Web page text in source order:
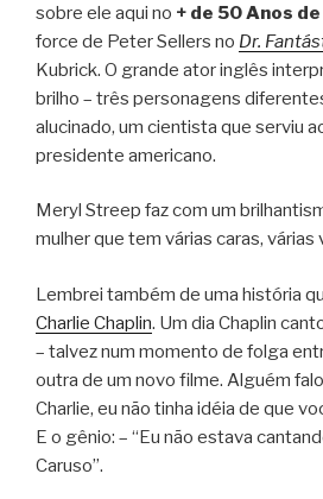
sobre ele aqui no + de 50 Anos
force de Peter Sellers no Dr.
Kubrick. O grande ator inglês
brilho – três personagens
alucinado, um cientista que serviu
presidente americano.
Meryl Streep faz com um
mulher que tem várias caras,
Lembrei também de uma história
Charlie Chaplin. Um dia Chaplin
– talvez num momento de folga
outra de um novo filme. Alguém
Charlie, eu não tinha idéia de que
E o gênio: – “Eu não estava
Caruso”.